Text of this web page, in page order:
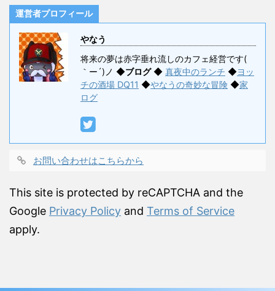
運営者プロフィール
やなう
将来の夢は赤字垂れ流しのカフェ経営です(
｀ー´)ノ ◆ブログ◆ 真夜中のランチ ◆ヨッ
チの酒場 DQ11 ◆やなうの奇妙な冒険 ◆家
ログ
お問い合わせはこちらから
This site is protected by reCAPTCHA and the
Google Privacy Policy and Terms of Service
apply.